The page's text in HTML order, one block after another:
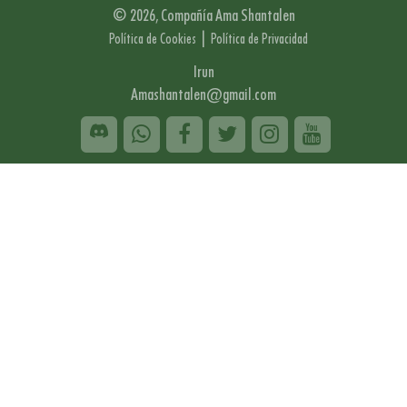
© 2026, Compañía Ama Shantalen
Política de Cookies | Política de Privacidad
Irun
Amashantalen@gmail.com